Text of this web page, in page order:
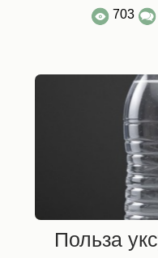
703
Польза